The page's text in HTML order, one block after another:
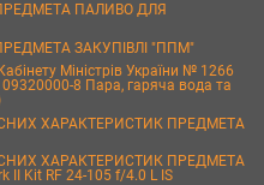
ПАЛИВО ДЛЯ
ЗАКУПІВЛІ "ППМ"
Міністрів України № 1266
8 Пара, гаряча вода та
ХАРАКТЕРИСТИК ПРЕДМЕТА
ХАРАКТЕРИСТИК ПРЕДМЕТА
II Kit RF 24-105 f/4.0 L IS